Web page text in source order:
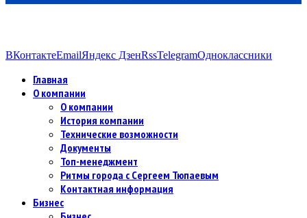
ВКонтактеEmailЯндекс ДзенRssTelegramОдноклассники
Главная
О компании
О компании
История компании
Технические возможности
Документы
Топ-менеджмент
Ритмы города с Сергеем Тюпаевым
Контактная информация
Бизнес